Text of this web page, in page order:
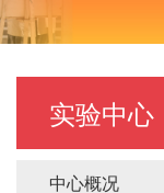
实验中心
中心概况